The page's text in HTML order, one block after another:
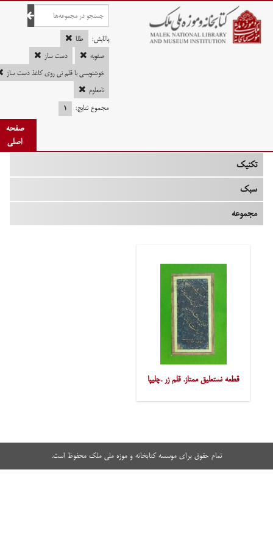
صفحه اصلی
پالایش:
طلا
صفویه
دست ساز
خوشنویسی با قلم نی روی کاغذ دست ساز
نامعلوم
مجموع نتایج:
۱
صفحه
اصلی
تکنیک
سبک
مجموعه
قطعه نستعلیق ممتاز. قلم زر .چلیپا
تمام حقوق برای موسسه کتابخانه و موزه ملی ملک محفوظ است.